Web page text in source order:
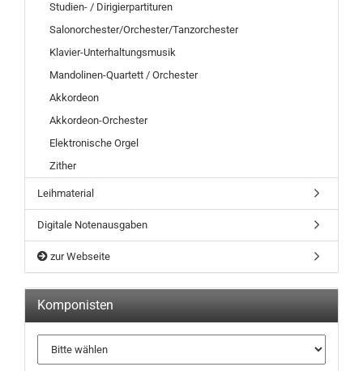
Studien- / Dirigierpartituren
Salonorchester/Orchester/Tanzorchester
Klavier-Unterhaltungsmusik
Mandolinen-Quartett / Orchester
Akkordeon
Akkordeon-Orchester
Elektronische Orgel
Zither
Leihmaterial
Digitale Notenausgaben
zur Webseite
Komponisten